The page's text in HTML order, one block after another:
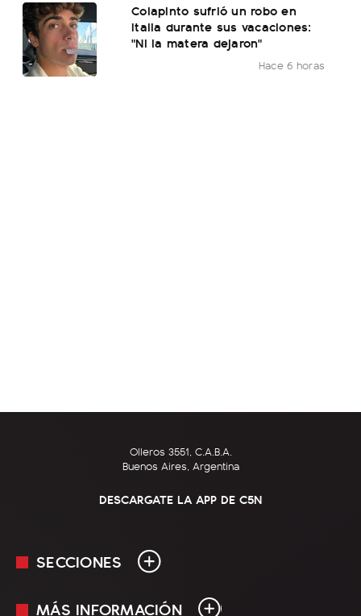
Colapinto sufrió un robo en
Italia durante sus vacaciones:
"Ni la matera dejaron"
Hace 6 horas
Olleros 3551, C.A.B.A.
Buenos Aires, Argentina
DESCARGATE LA APP DE C5N
SECCIONES
En Vivo
MÁS INFORMACIÓN